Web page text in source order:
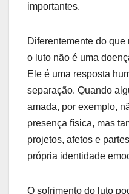
importantes.
Diferentemente do
o luto não é uma
Ele é uma resposta
separação. Quando
amada, por exemplo,
presença física, mas
projetos, afetos e
própria identidade
O sofrimento do luto